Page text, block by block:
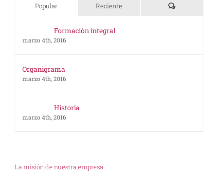
Popular Reciente Comentarios
Formación integral
marzo 4th, 2016
Organigrama
marzo 4th, 2016
Historia
marzo 4th, 2016
La misión de nuestra empresa